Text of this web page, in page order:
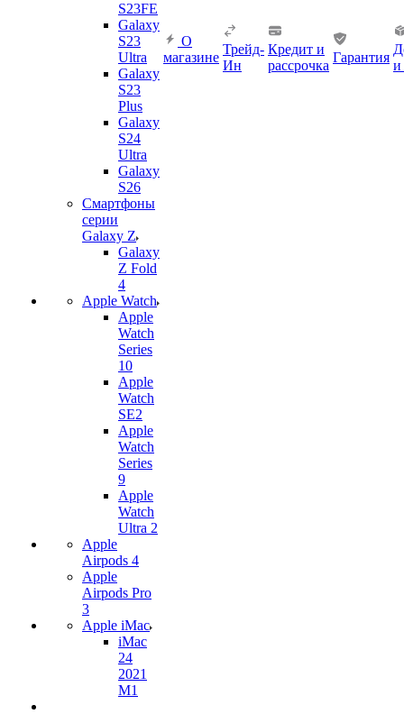
S23FE
Galaxy
S23
Ultra
Galaxy
S23
Plus
Galaxy
S24
Ultra
Galaxy
S26
Смартфоны
серии
Galaxy Z
Galaxy
Z Fold
4
Apple Watch
Apple
Watch
Series
10
Apple
Watch
SE2
Apple
Watch
Series
9
Apple
Watch
Ultra 2
Apple
Airpods 4
Apple
Airpods Pro
3
Apple iMac
iMac
24
2021
M1
О
магазине
Трейд-
Ин
Кредит и
рассрочка
Гарантия
и